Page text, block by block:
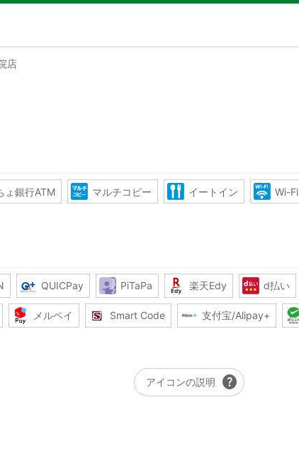
店
ょ銀行ATM マルチコピー イートイン Wi-Fi
QUICPay PiTaPa 楽天Edy d払い
メルペイ Smart Code 支付宝/Alipay+
アイコンの説明 help